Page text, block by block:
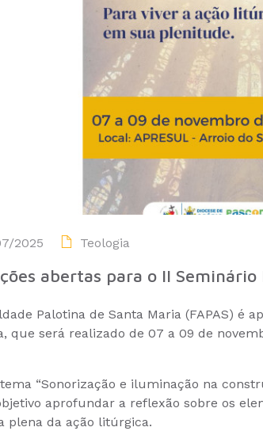
2025 Teologia
abertas para o II
Palotina de Santa Maria (FAPAS) é
que será realizado de 07 a 09 de
“Sonorização e iluminação na
aprofundar a reflexão sobre os
plena da ação litúrgica.